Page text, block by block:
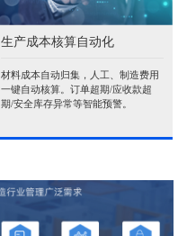
生产成本核算自动化
材料成本自动归集，人工、制造费用
一键自动核算。订单超期/应收款超
期/安全库存异常等智能预警。